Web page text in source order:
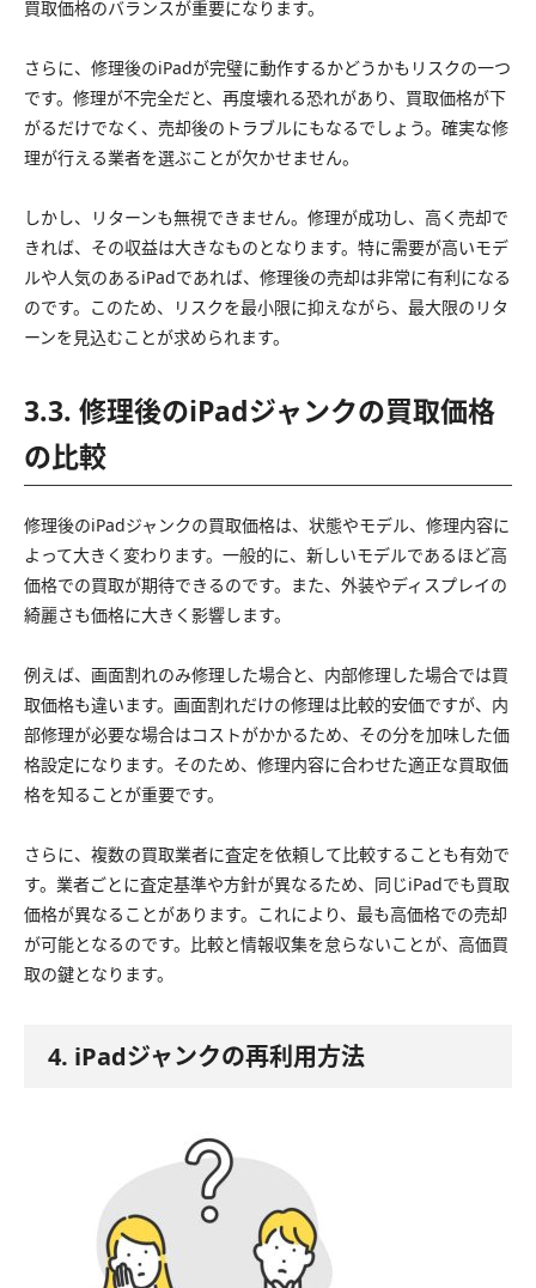
買取価格のバランスが重要になります。
さらに、修理後のiPadが完璧に動作するかどうかもリスクの一つ
です。修理が不完全だと、再度壊れる恐れがあり、買取価格が下
がるだけでなく、売却後のトラブルにもなるでしょう。確実な修
理が行える業者を選ぶことが欠かせません。
しかし、リターンも無視できません。修理が成功し、高く売却で
きれば、その収益は大きなものとなります。特に需要が高いモデ
ルや人気のあるiPadであれば、修理後の売却は非常に有利になる
のです。このため、リスクを最小限に抑えながら、最大限のリタ
ーンを見込むことが求められます。
3.3. 修理後のiPadジャンクの買取価格
の比較
修理後のiPadジャンクの買取価格は、状態やモデル、修理内容に
よって大きく変わります。一般的に、新しいモデルであるほど高
価格での買取が期待できるのです。また、外装やディスプレイの
綺麗さも価格に大きく影響します。
例えば、画面割れのみ修理した場合と、内部修理した場合では買
取価格も違います。画面割れだけの修理は比較的安価ですが、内
部修理が必要な場合はコストがかかるため、その分を加味した価
格設定になります。そのため、修理内容に合わせた適正な買取価
格を知ることが重要です。
さらに、複数の買取業者に査定を依頼して比較することも有効で
す。業者ごとに査定基準や方針が異なるため、同じiPadでも買取
価格が異なることがあります。これにより、最も高価格での売却
が可能となるのです。比較と情報収集を怠らないことが、高価買
取の鍵となります。
4. iPadジャンクの再利用方法